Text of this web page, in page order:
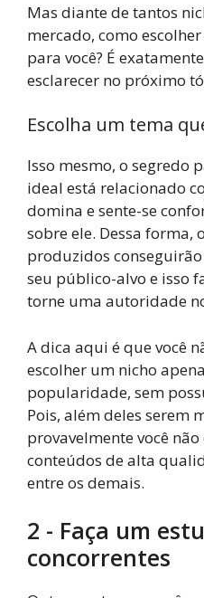
Mas diante de tantos
mercado, como
para você? É
esclarecer no próximo
Escolha um tema
Isso mesmo, o segredo
ideal está relacionado
domina e sente-se
sobre ele. Dessa forma,
produzidos
seu público-alvo e isso
torne uma autoridade
A dica aqui é que você
escolher um nicho
popularidade, sem
Pois, além deles serem
provavelmente você
conteúdos de alta
entre os demais.
2 - Faça um
concorrentes